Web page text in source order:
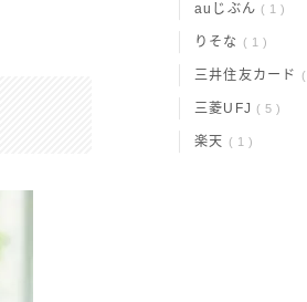
auじぶん 1
りそな 1
三井住友カード
三菱UFJ 5
楽天 1